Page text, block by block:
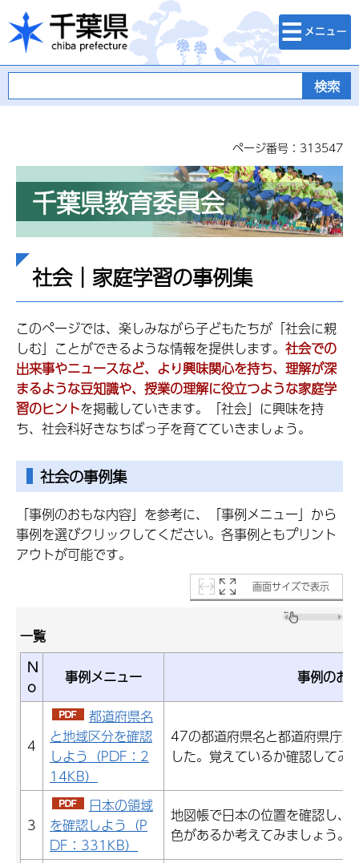
千葉県
検索・メニュ
ー
ページ番号：313547
千葉県教育委員会
社会｜家庭学習の事例集
このページでは、楽しみながら子どもたちが「社会に親
しむ」ことができるような情報を提供します。 社会での
出来事やニュースなど、より興味関心を持ち、理解が深
まるような豆知識や、授業の理解に役立つような家庭学
習のヒントを掲載していきます。「社会」に興味を持
ち、社会科好きなちばっ子を育てていきましょう。
社会の事例集
「事例のおもな内容」を参考に、「事例メニュー」から
事例を選びクリックしてください。各事例ともプリント
アウトが可能です。
画面サイズで表示
一覧
N
o
事例メニュー 事例のお
4
都道府県名
と地域区分を確認
しよう（PDF：2
14KB）
47の都道府県名と都道府県庁
した。覚えているか確認してみ
3
日本の領域
を確認しよう（P
DF：331KB）
地図帳で日本の位置を確認し、
色があるか考えてみましょう。